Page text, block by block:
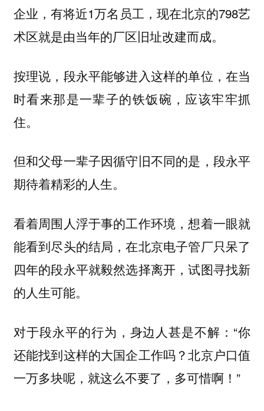
企业，有将近1万名员工，现在北京的798艺
术区就是由当年的厂区旧址改建而成。
按理说，段永平能够进入这样的单位，在当
时看来那是一辈子的铁饭碗，应该牢牢抓
住。
但和父母一辈子因循守旧不同的是，段永平
期待着精彩的人生。
看着周围人浮于事的工作环境，想着一眼就
能看到尽头的结局，在北京电子管厂只呆了
四年的段永平就毅然选择离开，试图寻找新
的人生可能。
对于段永平的行为，身边人甚是不解：“你
还能找到这样的大国企工作吗？北京户口值
一万多块呢，就这么不要了，多可惜啊！”